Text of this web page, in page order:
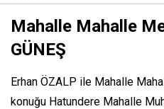
Mahalle Mahalle
GÜNEŞ
Erhan ÖZALP ile Mahalle
konuğu Hatundere Mahalle